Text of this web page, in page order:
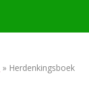
» Herdenkingsboek